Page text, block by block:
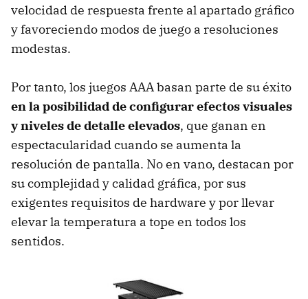
velocidad de respuesta frente al apartado gráfico
y favoreciendo modos de juego a resoluciones
modestas.
Por tanto, los juegos AAA basan parte de su éxito
en la posibilidad de configurar efectos visuales
y niveles de detalle elevados, que ganan en
espectacularidad cuando se aumenta la
resolución de pantalla. No en vano, destacan por
su complejidad y calidad gráfica, por sus
exigentes requisitos de hardware y por llevar
elevar la temperatura a tope en todos los
sentidos.